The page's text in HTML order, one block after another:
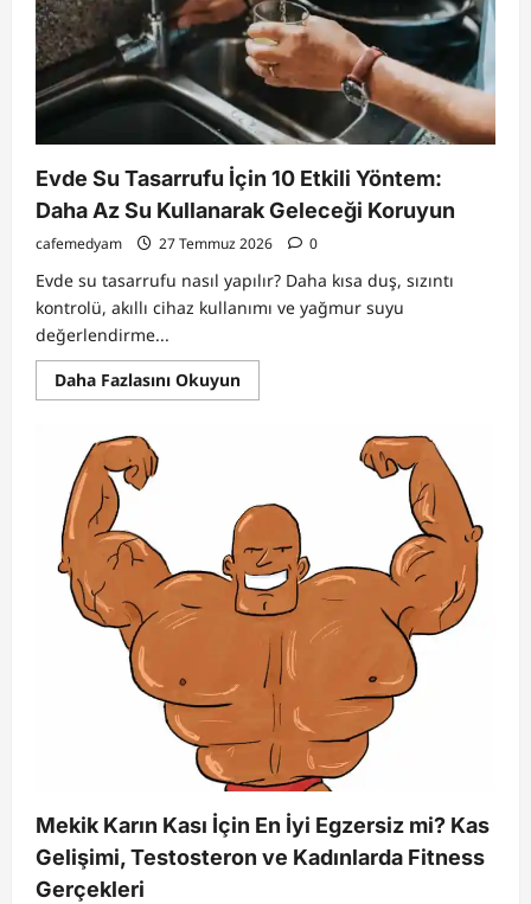
Dijital
Çağ
Analizi
Evde Su Tasarrufu İçin 10 Etkili Yöntem:
Daha Az Su Kullanarak Geleceği Koruyun
cafemedyam 27 Temmuz 2026 0
Evde su tasarrufu nasıl yapılır? Daha kısa duş, sızıntı
kontrolü, akıllı cihaz kullanımı ve yağmur suyu
değerlendirme...
Daha Fazlasını OkuyunRead
more
Etkili
Yöntem:
Daha
Az
Su
Kullanarak
Geleceği
Koruyun
Mekik Karın Kası İçin En İyi Egzersiz mi? Kas
Gelişimi, Testosteron ve Kadınlarda Fitness
Gerçekleri